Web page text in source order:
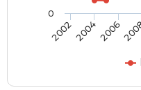
200220042006
0